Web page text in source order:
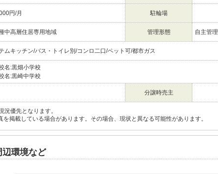
円/月 駐輪場
中高層住居専用地域 管理形態 自主管理
ムキッチン/バス・トイレ別/コンロ二口/ペット可/都市ガス
名:黒畑小学校
名:黒崎中学校
分譲時売主
優先となります。
掲載している場合があります。その場合、現状と異なる可能性があります。
環境など